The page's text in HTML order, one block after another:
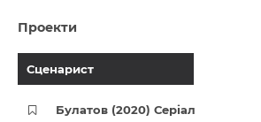
Проекти
Сценарист
Булатов (2020) Серіал